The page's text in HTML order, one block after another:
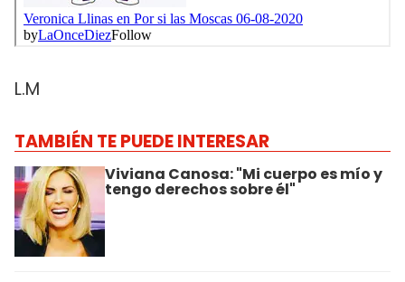
L.M
TAMBIÉN TE PUEDE INTERESAR
Viviana Canosa: "Mi cuerpo es mío y
tengo derechos sobre él"